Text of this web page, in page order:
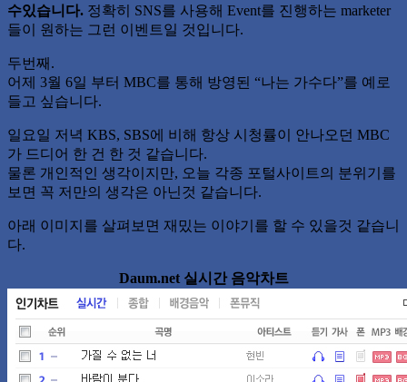
수있습니다. 정확히 SNS를 사용해 Event를 진행하는 marketer
들이 원하는 그런 이벤트일 것입니다.
두번째.
어제 3월 6일 부터 MBC를 통해 방영된 “나는 가수다”를 예로
들고 싶습니다.
일요일 저녁 KBS, SBS에 비해 항상 시청률이 안나오던 MBC
가 드디어 한 건 한 것 같습니다.
물론 개인적인 생각이지만, 오늘 각종 포털사이트의 분위기를
보면 꼭 저만의 생각은 아닌것 같습니다.
아래 이미지를 살펴보면 재밌는 이야기를 할 수 있을것 같습니
다.
Daum.net 실시간 음악차트